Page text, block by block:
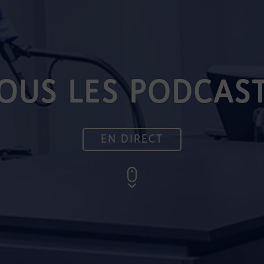
LES
EN DIRECT